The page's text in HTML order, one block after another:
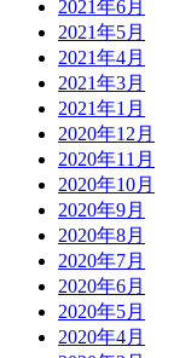
2021年6月
2021年5月
2021年4月
2021年3月
2021年1月
2020年12月
2020年11月
2020年10月
2020年9月
2020年8月
2020年7月
2020年6月
2020年5月
2020年4月